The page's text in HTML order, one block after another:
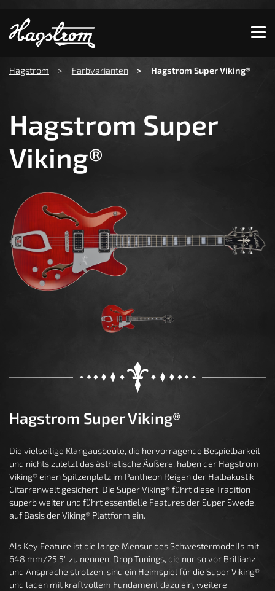
Zeige besser passende Version dieser Seite
Diese Meldung nicht mehr anzeigen
Hagstrom Farbvarianten Hagstrom Super Viking®
Hagstrom Super
Viking®
Hagstrom Super Viking®
Die vielseitige Klangausbeute, die hervorragende Bespielbarkeit
und nichts zuletzt das ästhetische Äußere, haben der Hagstrom
Viking® einen Spitzenplatz im Pantheon Reigen der Halbakustik
Gitarrenwelt gesichert. Die Super Viking® führt diese Tradition
superb weiter und führt essentielle Features der Super Swede,
auf Basis der Viking® Plattform ein.
Als Key Feature ist die lange Mensur des Schwestermodells mit
648 mm/25.5" zu nennen. Drop Tunings, die nur so vor Brillianz
und Ansprache strotzen, sind ein Heimspiel für die Super Viking®
und laden mit kraftvollem Fundament dazu ein, weitere